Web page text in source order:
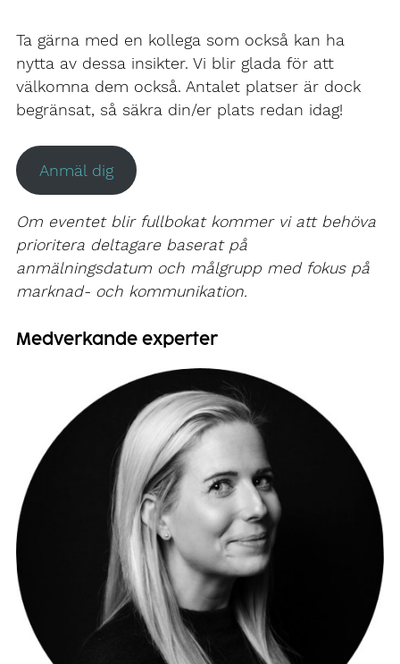
Ta gärna med en kollega som också kan ha
nytta av dessa insikter. Vi blir glada för att
välkomna dem också. Antalet platser är dock
begränsat, så säkra din/er plats redan idag!
Anmäl dig
Om eventet blir fullbokat kommer vi att behöva
prioritera deltagare baserat på
anmälningsdatum och målgrupp med fokus på
marknad- och kommunikation.
Medverkande experter